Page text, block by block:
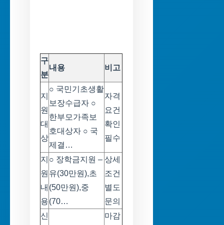
구
분
내용 비고
지
원
대
상
○ 국민기초생활
보장수급자 ○
한부모가족보
호대상자 ○ 국
제결…
자격
요건
확인
필수
지
원
내
용
○ 장학금지원 –
유(30만원),초
(50만원),중
(70…
상세
조건
별도
문의
신
마감